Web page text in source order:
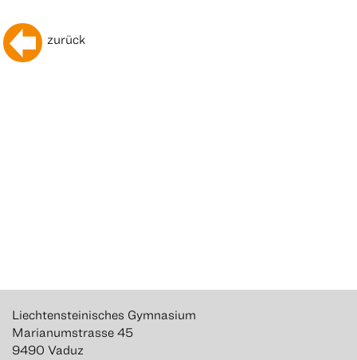
zurück
Liechtensteinisches Gymnasium
Marianumstrasse 45
9490 Vaduz